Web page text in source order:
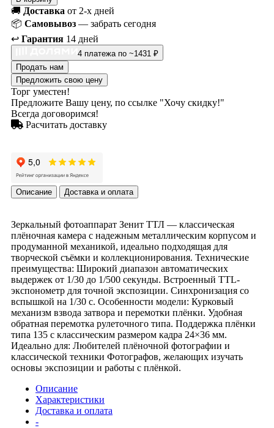
🚚 Доставка от 2-х дней
📦 Самовывоз — забрать сегодня
↩️ Гарантия 14 дней
4 платежа по ~1431 ₽
Продать нам
Предложить свою цену
Торг уместен!
Предложите Вашу цену, по ссылке "Хочу скидку!"
Всегда договоримся!
Расчитать доставку
Описание Доставка и оплата
Зеркальный фотоаппарат Зенит ТТЛ — классическая
плёночная камера с надежным металлическим корпусом и
продуманной механикой, идеально подходящая для
творческой съёмки и коллекционирования. Технические
преимущества: Широкий диапазон автоматических
выдержек от 1/30 до 1/500 секунды. Встроенный TTL-
экспонометр для точной экспозиции. Синхронизация со
вспышкой на 1/30 с. Особенности модели: Курковый
механизм взвода затвора и перемотки плёнки. Удобная
обратная перемотка рулеточного типа. Поддержка плёнки
типа 135 с классическим размером кадра 24×36 мм.
Идеально для: Любителей плёночной фотографии и
классической техники Фотографов, желающих изучать
основы экспозиции и работы с плёнкой.
Описание
Характеристики
Доставка и оплата
-